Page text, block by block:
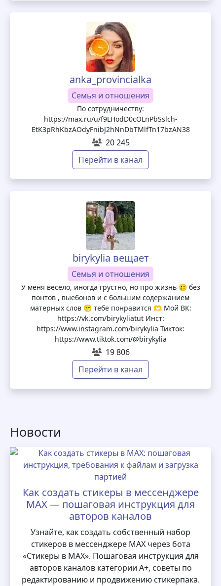
anka_provincialka
Семья и отношения
По сотрудничеству:
https://max.ru/u/f9LHodD0cOLnPbSslch-
EtK3pRhKbzAOdyFnibJ2hNnDbTMlfTn17bzAN38
20 245
Перейти в канал
birykylia вещает
Семья и отношения
У меня весело, иногда грустно, но про жизнь 🥲 без
понтов , выебонов и с большим содержанием
матерных слов 😁 тебе понравится 🫶 Мой ВК:
https://vk.com/birykyliatut Инст:
https://www.instagram.com/birykylia Тикток:
https://www.tiktok.com/@birykylia
19 806
Перейти в канал
Новости
Как создать стикеры в мессенджере
MAX — пошаговая инструкция для
авторов каналов
Узнайте, как создать собственный набор
стикеров в мессенджере MAX через бота
«Стикеры в MAX». Пошаговая инструкция для
авторов каналов категории А+, советы по
редактированию и продвижению стикерпака.